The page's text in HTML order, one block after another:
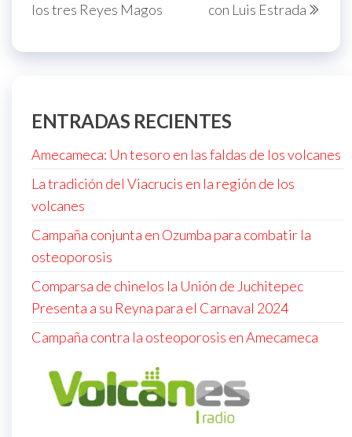
los tres Reyes Magos
con Luis Estrada
ENTRADAS RECIENTES
Amecameca: Un tesoro en las faldas de los volcanes
La tradición del Viacrucis en la región de los
volcanes
Campaña conjunta en Ozumba para combatir la
osteoporosis
Comparsa de chinelos la Unión de Juchitepec
Presenta a su Reyna para el Carnaval 2024
Campaña contra la osteoporosis en Amecameca